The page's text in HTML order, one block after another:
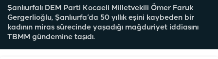
Şanlıurfalı DEM Parti Kocaeli Milletvekili Ömer Faruk
Gergerlioğlu, Şanlıurfa’da 50 yıllık eşini kaybeden bir
kadının miras sürecinde yaşadığı mağduriyet iddiasını
TBMM gündemine taşıdı.